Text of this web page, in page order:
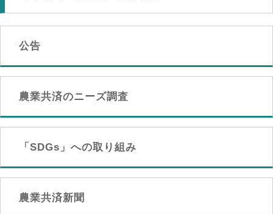
公告
農業共済のニーズ調査
「SDGs」への取り組み
農業共済新聞